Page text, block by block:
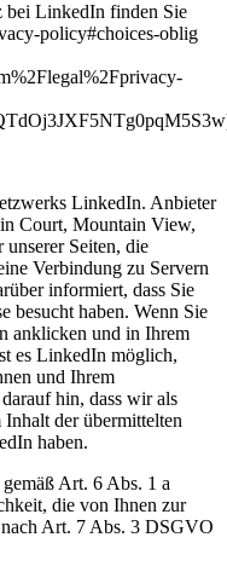
bei LinkedIn finden Sie
policy#choices-oblig
LinkedIn. Anbieter
Court, Mountain View,
Seiten, die
Verbindung zu Servern
informiert, dass Sie
besucht haben. Wenn Sie
anklicken und in Ihrem
es LinkedIn möglich,
und Ihrem
hin, dass wir als
der übermittelten
haben.
Art. 6 Abs. 1 a
die von Ihnen zur
Art. 7 Abs. 3 DSGVO